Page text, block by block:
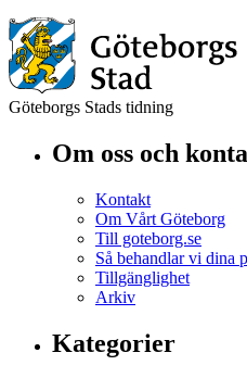
Göteborgs Stads tidning
Om oss och
Kontakt
Om Vårt Göteborg
Till goteborg.se
Så behandlar vi dina
Tillgänglighet
Arkiv
Kategorier